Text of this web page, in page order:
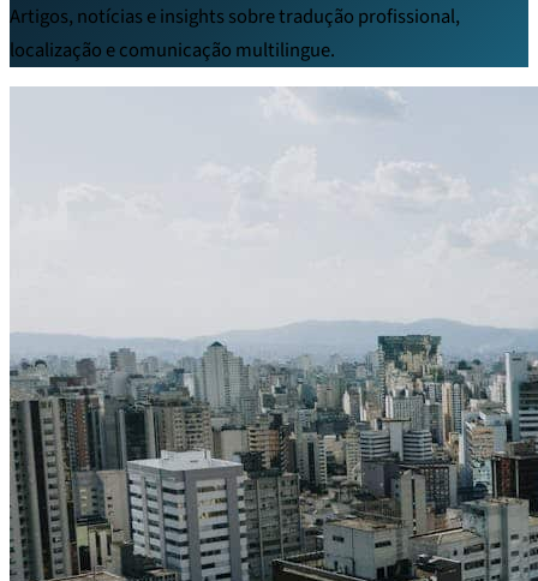
Artigos, notícias e insights sobre tradução profissional,
localização e comunicação multilingue.